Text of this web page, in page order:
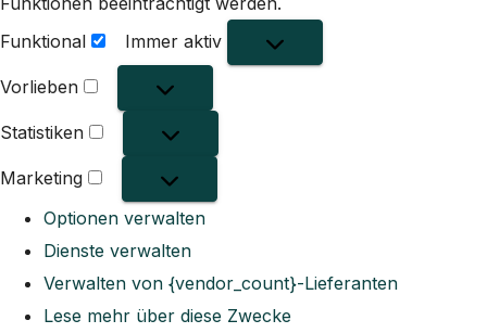
Funktional
Immer aktiv
Vorlieben
Vorlieben
Statistiken
Statistiken
Marketing
Marketing
Optionen verwalten
Dienste verwalten
Verwalten von {vendor_count}-Lieferanten
Lese mehr über diese Zwecke